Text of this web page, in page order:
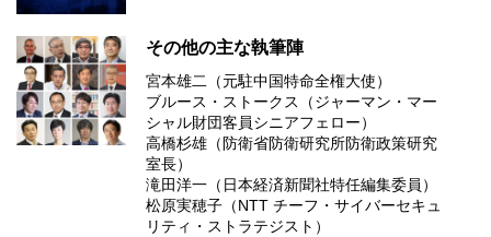
その他の主な執筆陣
宮本雄二（元駐中国特命全権大使）
ブルース・ストークス（ジャーマン・マー
シャル財団客員シニアフェロー）
高橋杉雄（防衛省防衛研究所防衛政策研究
室長）
滝田洋一（日本経済新聞社特任編集委員）
松原実穂子（NTT チーフ・サイバーセキュ
リティ・ストラテジスト）